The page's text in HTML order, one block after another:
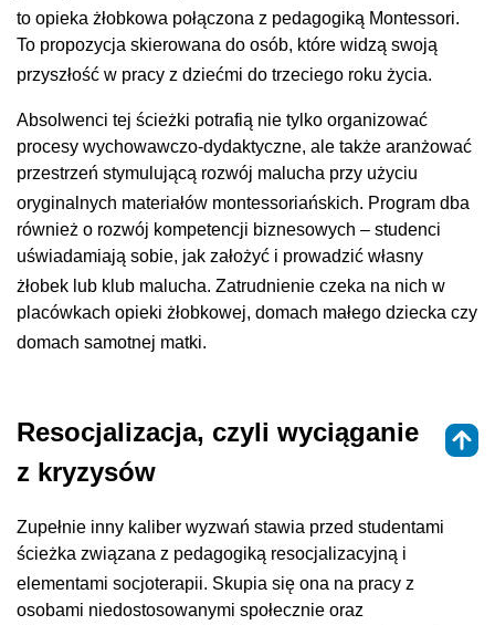
to opieka żłobkowa połączona z pedagogiką Montessori.
To propozycja skierowana do osób, które widzą swoją
przyszłość w pracy z dziećmi do trzeciego roku życia.
Absolwenci tej ścieżki potrafią nie tylko organizować
procesy wychowawczo-dydaktyczne, ale także aranżować
przestrzeń stymulującą rozwój malucha przy użyciu
oryginalnych materiałów montessoriańskich. Program dba
również o rozwój kompetencji biznesowych – studenci
uświadamiają sobie, jak założyć i prowadzić własny
żłobek lub klub malucha. Zatrudnienie czeka na nich w
placówkach opieki żłobkowej, domach małego dziecka czy
domach samotnej matki.
Resocjalizacja, czyli wyciąganie
z kryzysów
Zupełnie inny kaliber wyzwań stawia przed studentami
ścieżka związana z pedagogiką resocjalizacyjną i
elementami socjoterapii. Skupia się ona na pracy z
osobami niedostosowanymi społecznie oraz